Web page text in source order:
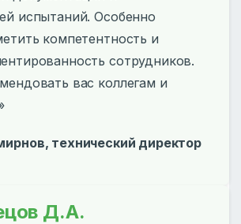
испытаний. Особенно
компетентность и
сотрудников.
вас коллегам и
технический директор
Д.А.